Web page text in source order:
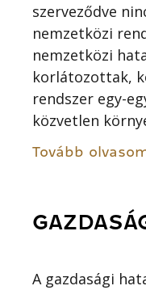
szerveződve
nemzetközi
nemzetközi
korlátozottak,
rendszer egy-
közvetlen
Tovább
A gazdasági